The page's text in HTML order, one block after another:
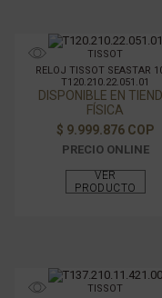
TISSOT
RELOJ TISSOT SEASTAR
T120.210.22.051.01
$ 9.999.876 COP
DISPONIBLE EN
FÍSICA
PRECIO ONLINE
VER
PRODUCTO
TISSOT